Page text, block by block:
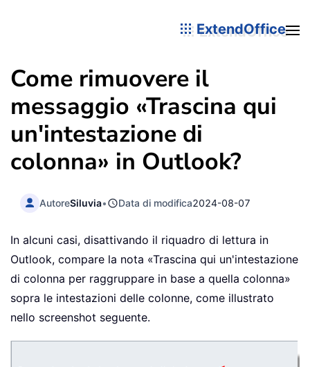
ExtendOffice
Come rimuovere il
messaggio «Trascina qui
un'intestazione di
colonna» in Outlook?
AutoreSiluvia• Data di modifica2024-08-07
In alcuni casi, disattivando il riquadro di lettura in
Outlook, compare la nota «Trascina qui un'intestazione
di colonna per raggruppare in base a quella colonna»
sopra le intestazioni delle colonne, come illustrato
nello screenshot seguente.